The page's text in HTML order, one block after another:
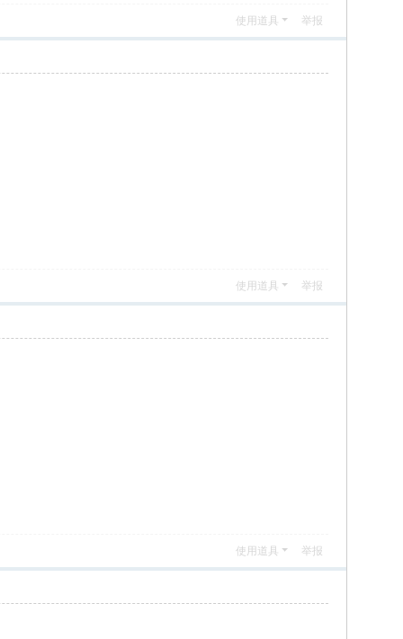
使用道具 举报
使用道具 举报
使用道具 举报